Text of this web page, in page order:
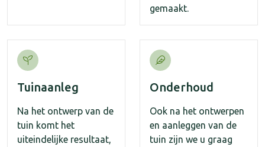
gemaakt.
Tuinaanleg
Na het ontwerp van de
tuin komt het
uiteindelijke resultaat,
Onderhoud
Ook na het ontwerpen
en aanleggen van de
tuin zijn we u graag